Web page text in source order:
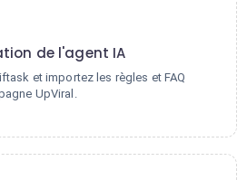
de l'agent IA
et importez les règles et FAQ
UpViral.